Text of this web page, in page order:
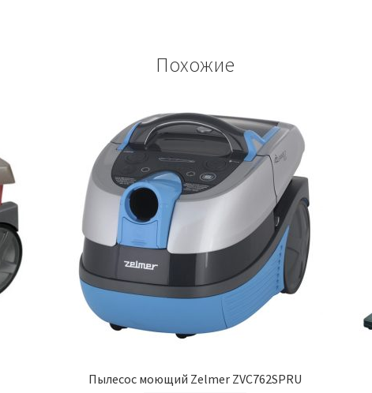
Похожие
Пылесос моющий Zelmer ZVC762SPRU